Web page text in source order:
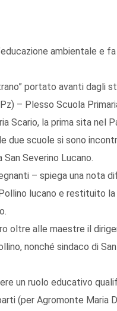
ambientale e fa
portato avanti dagli
– Plesso Scuola
Scario, la prima sita nel
due scuole si sono
Severino Lucano.
– spiega una nota
lucano e restituito
oltre alle maestre il
nonché sindaco di
un ruolo educativo
(per Agromonte Maria